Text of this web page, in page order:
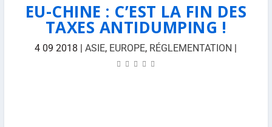
EU-CHINE : C’EST LA FIN DES
TAXES ANTIDUMPING !
4 09 2018 |ASIE, EUROPE, RÉGLEMENTATION |